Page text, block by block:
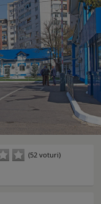
(52 voturi)